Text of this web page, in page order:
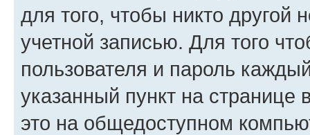
для того, чтобы никто другой
учетной записью. Для того
пользователя и пароль
указанный пункт на
это на общедоступном